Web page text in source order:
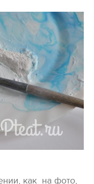
как на фото,